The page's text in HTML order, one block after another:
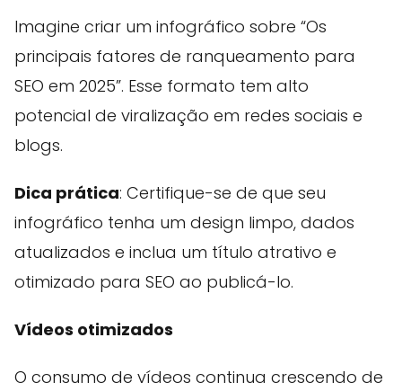
Imagine criar um infográfico sobre “Os
principais fatores de ranqueamento para
SEO em 2025”. Esse formato tem alto
potencial de viralização em redes sociais e
blogs.
Dica prática: Certifique-se de que seu
infográfico tenha um design limpo, dados
atualizados e inclua um título atrativo e
otimizado para SEO ao publicá-lo.
Vídeos otimizados
O consumo de vídeos continua crescendo de